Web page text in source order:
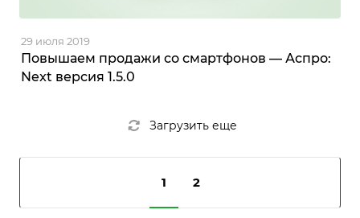
Повышаем продажи со смартфонов — Аспро:
Next версия 1.5.0
29 июля 2019
Загрузить еще
1 2